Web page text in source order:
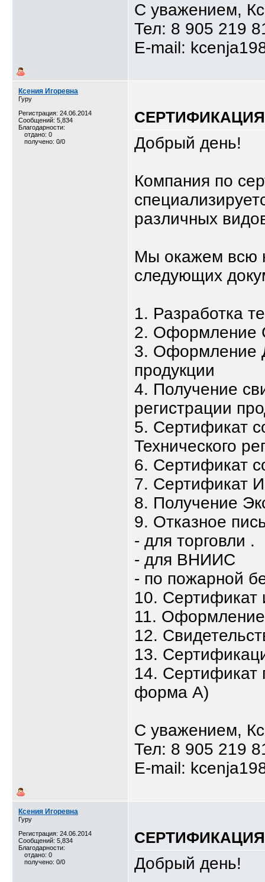
С уважением,
Тел: 8 905 219
E-mail:
Ксения Игоревна
Гуру
Регистрация: 24.06.2014
Сообщений: 5,834
Благодарности:
отдано: 0
получено: 0/0
Добрый день!
Компания по
различных
Мы окажем всю
следующих
1. Разработка
2. Оформление
3. Оформление
продукции
4. Получение
регистрации
5. Сертификат
Технического
6. Сертификат
7. Сертификат
8. Получение
9. Отказное
- для торговли .
- для ВНИИС
- по пожарной
10. Сертификат
11.
12.
13.
14. Сертификат
форма А)
С уважением,
Тел: 8 905 219
E-mail:
Ксения Игоревна
Гуру
Регистрация: 24.06.2014
Сообщений: 5,834
Благодарности:
отдано: 0
получено: 0/0
Добрый день!